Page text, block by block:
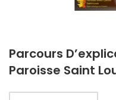
Parcours
Paroisse Saint